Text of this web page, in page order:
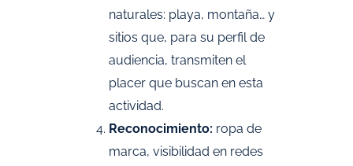
naturales: playa, montaña… y
sitios que, para su perfil de
audiencia, transmiten el
placer que buscan en esta
actividad.
Reconocimiento: ropa de
marca, visibilidad en redes